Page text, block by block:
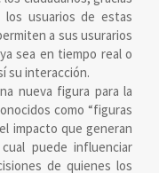
usuarios de estas
a sus usurarios
sea en tiempo real o
su interacción.
nueva figura para la
como “figuras
impacto que generan
puede influenciar
de quienes los